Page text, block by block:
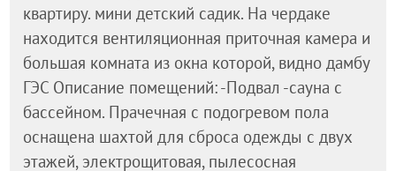
квартиру. мини детский садик. На чердаке
находится вентиляционная приточная камера и
большая комната из окна которой, видно дамбу
ГЭС Описание помещений: -Подвал -сауна с
бассейном. Прачечная с подогревом пола
оснащена шахтой для сброса одежды с двух
этажей, электрощитовая, пылесосная